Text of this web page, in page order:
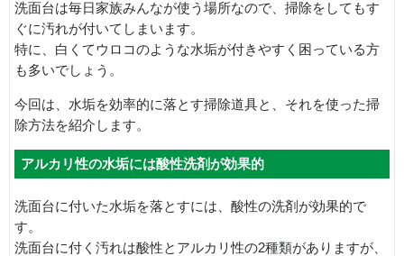
洗面台は毎日家族みんなが使う場所なので、掃除をしてもす
ぐに汚れが付いてしまいます。
特に、白くてウロコのような水垢が付きやすく困っている方
も多いでしょう。
今回は、水垢を効率的に落とす掃除道具と、それを使った掃
除方法を紹介します。
アルカリ性の水垢には酸性洗剤が効果的
洗面台に付いた水垢を落とすには、酸性の洗剤が効果的で
す。
洗面台に付く汚れは酸性とアルカリ性の2種類がありますが、